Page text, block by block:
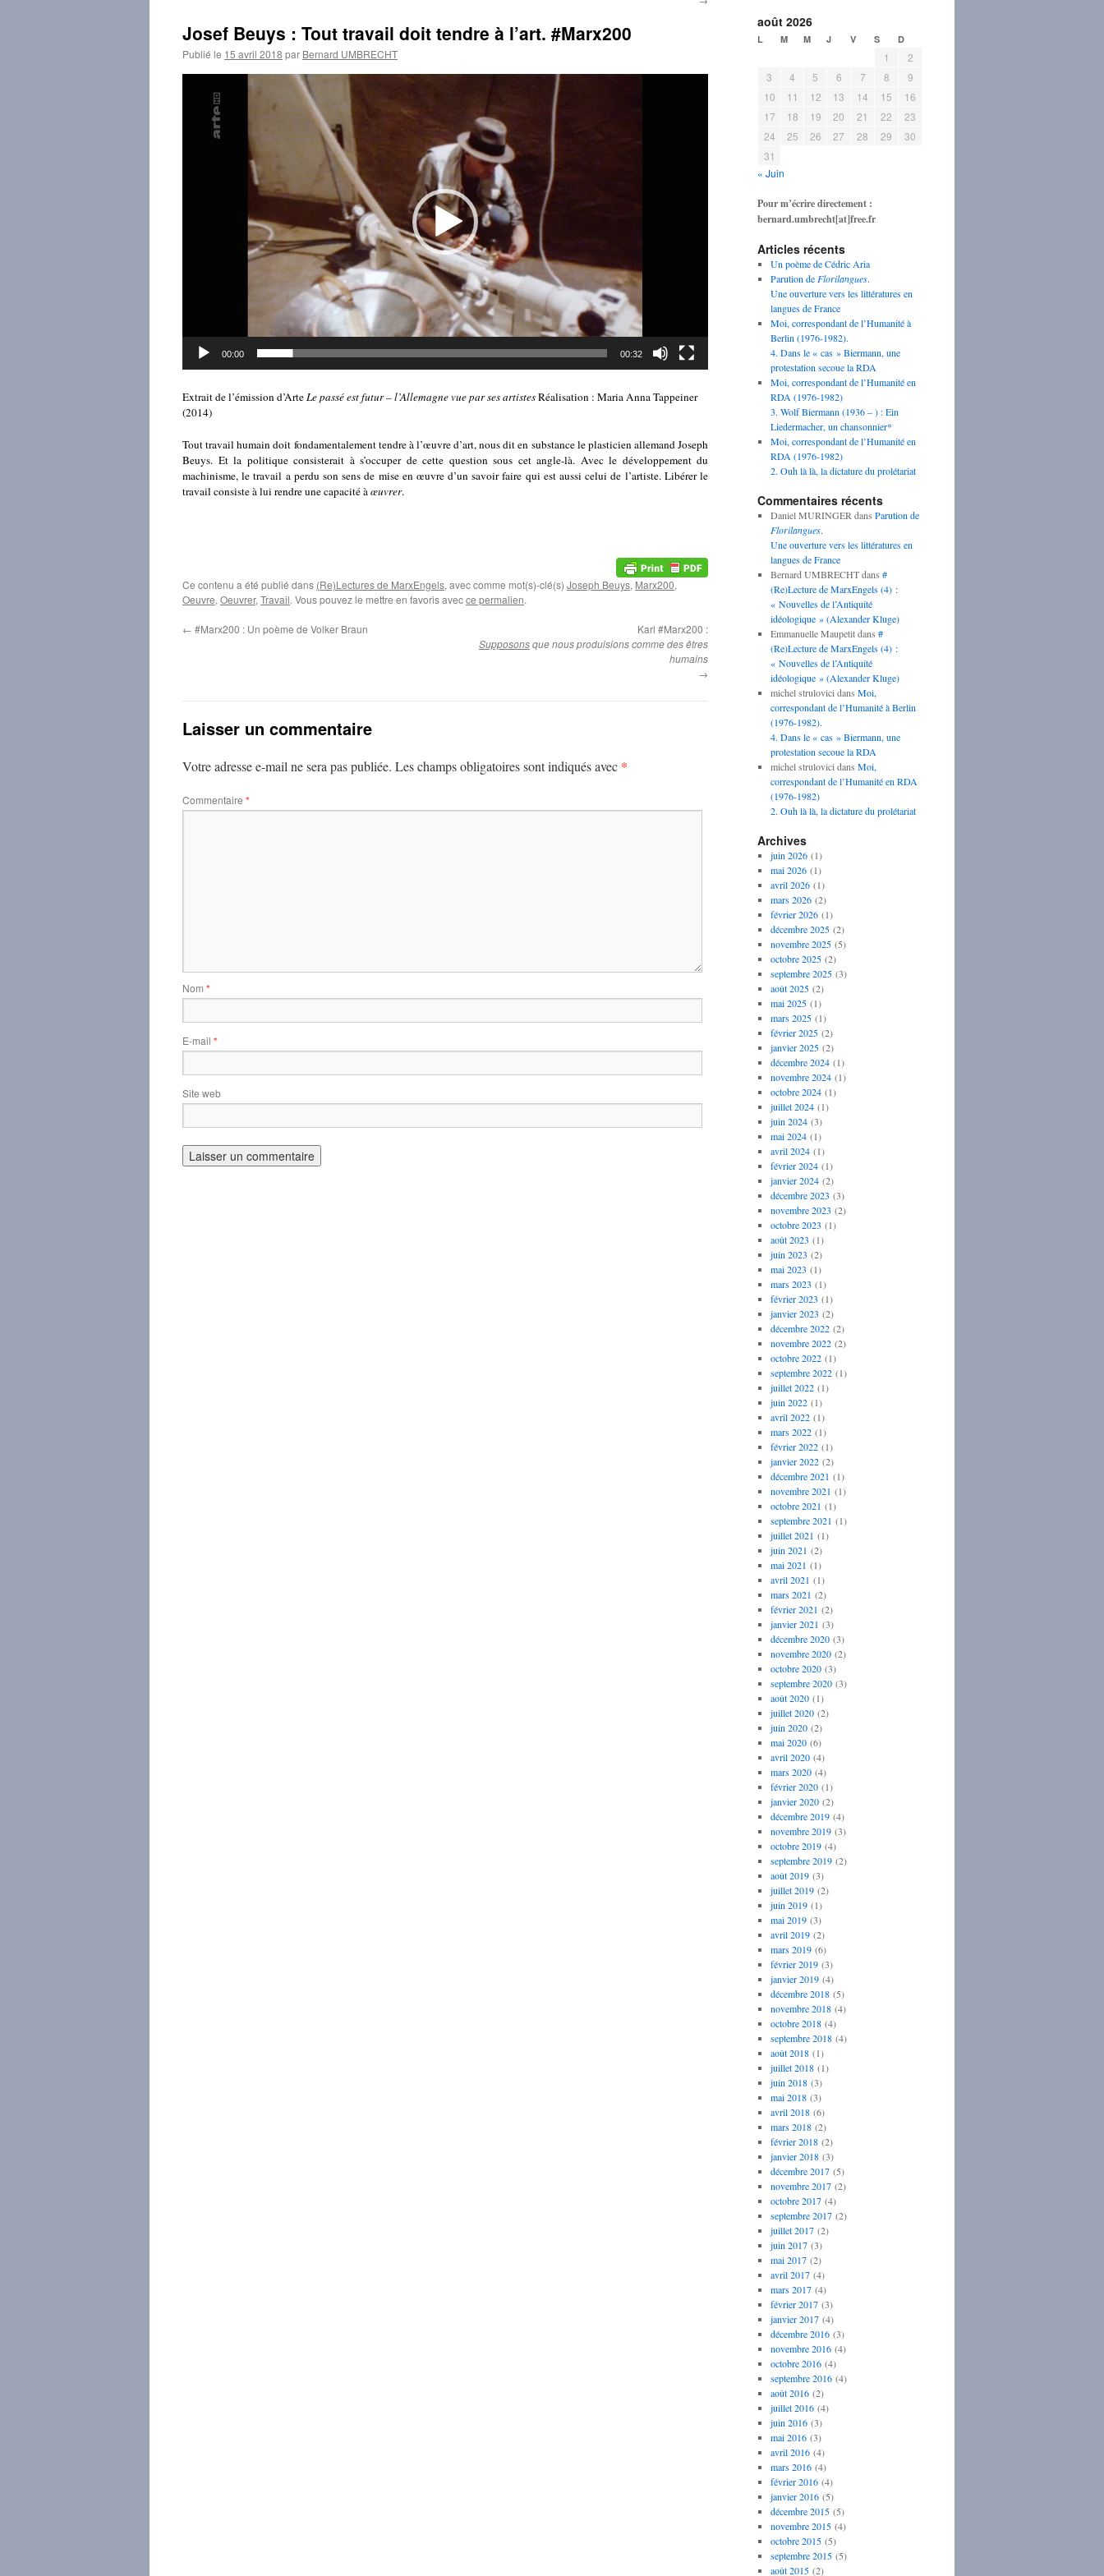
Josef Beuys : Tout travail doit tendre à l’art. #Marx200
Publié le 15 avril 2018 par Bernard UMBRECHT
00:00 00:32
Extrait de l’émission d’ArteLe passé est futur – l’Allemagne vue par ses artistesRéalisation : Maria Anna Tappeiner
(2014)
Tout travail humain doit fondamentalement tendre à l’œuvre d’art, nous dit en substance le plasticien allemand Joseph
Beuys. Et la politique consisterait à s’occuper de cette question sous cet angle-là. Avec le développement du
machinisme, le travail a perdu son sens de mise en œuvre d’un savoir faire qui est aussi celui de l’artiste. Libérer le
travail consiste à lui rendre une capacité àœuvrer.
Ce contenu a été publié dans (Re)Lectures de MarxEngels, avec comme mot(s)-clé(s) Joseph Beuys, Marx200,
Oeuvre, Oeuvrer, Travail. Vous pouvez le mettre en favoris avecce permalien.
← #Marx200 : Un poème de Volker Braun
Karl #Marx200 :
Supposonsque nous produisions comme des êtres
humains
→
Laisser un commentaire
Votre adresse e-mail ne sera pas publiée. Les champs obligatoires sont indiqués avec *
Commentaire *
Nom *
E-mail *
Site web
août 2026
L M M J V S D
1
2
3
4 5 6 7 8
9
10
11 12 13 14 15
16
17
18 19 20 21 22
23
24
25 26 27 28 29
30
31
« Juin
Pour m’écrire directement :
bernard.umbrecht[at]free.fr
Articles récents
Un poème de Cédric Aria
Parution de Florilangues.
Une ouverture vers les littératures en
langues de France
Moi, correspondant de l’Humanité à
Berlin (1976-1982).
4. Dans le « cas » Biermann, une
protestation secoue la RDA
Moi, correspondant de l’Humanité en
RDA (1976-1982)
3. Wolf Biermann (1936 – ) : Ein
Liedermacher, un chansonnier*
Moi, correspondant de l’Humanité en
RDA (1976-1982)
2. Ouh là là, la dictature du prolétariat
Commentaires récents
Daniel MURINGER dans Parution de
Florilangues.
Une ouverture vers les littératures en
langues de France
Bernard UMBRECHTdans #
(Re)Lecture de MarxEngels (4) :
« Nouvelles de l’Antiquité
idéologique » (Alexander Kluge)
Emmanuelle Maupetitdans #
(Re)Lecture de MarxEngels (4) :
« Nouvelles de l’Antiquité
idéologique » (Alexander Kluge)
michel strulovici dans Moi,
correspondant de l’Humanité à Berlin
(1976-1982).
4. Dans le « cas » Biermann, une
protestation secoue la RDA
michel strulovici dans Moi,
correspondant de l’Humanité en RDA
(1976-1982)
2. Ouh là là, la dictature du prolétariat
Archives
juin 2026(1)
mai 2026(1)
avril 2026(1)
mars 2026(2)
février 2026(1)
décembre 2025(2)
novembre 2025(5)
octobre 2025(2)
septembre 2025(3)
août 2025(2)
mai 2025(1)
mars 2025(1)
février 2025(2)
janvier 2025(2)
décembre 2024(1)
novembre 2024(1)
octobre 2024(1)
juillet 2024(1)
juin 2024(3)
mai 2024(1)
avril 2024(1)
février 2024(1)
janvier 2024(2)
décembre 2023 (3)
novembre 2023 (2)
octobre 2023 (1)
août 2023 (1)
juin 2023 (2)
mai 2023 (1)
mars 2023 (1)
février 2023 (1)
janvier 2023 (2)
décembre 2022(2)
novembre 2022(2)
octobre 2022(1)
septembre 2022(1)
juillet 2022(1)
juin 2022(1)
avril 2022(1)
mars 2022(1)
février 2022(1)
janvier 2022(2)
décembre 2021 (1)
novembre 2021 (1)
octobre 2021 (1)
septembre 2021 (1)
juillet 2021 (1)
juin 2021 (2)
mai 2021 (1)
avril 2021 (1)
mars 2021 (2)
février 2021 (2)
janvier 2021 (3)
décembre 2020(3)
novembre 2020(2)
octobre 2020(3)
septembre 2020(3)
août 2020(1)
juillet 2020(2)
juin 2020(2)
mai 2020(6)
avril 2020(4)
mars 2020(4)
février 2020(1)
janvier 2020(2)
décembre 2019(4)
novembre 2019(3)
octobre 2019(4)
septembre 2019(2)
août 2019(3)
juillet 2019(2)
juin 2019(1)
mai 2019(3)
avril 2019(2)
mars 2019(6)
février 2019(3)
janvier 2019(4)
décembre 2018(5)
novembre 2018(4)
octobre 2018(4)
septembre 2018(4)
août 2018(1)
juillet 2018(1)
juin 2018(3)
mai 2018(3)
avril 2018(6)
mars 2018(2)
février 2018(2)
janvier 2018(3)
décembre 2017(5)
novembre 2017(2)
octobre 2017(4)
septembre 2017(2)
juillet 2017(2)
juin 2017(3)
mai 2017(2)
avril 2017(4)
mars 2017(4)
février 2017(3)
janvier 2017(4)
décembre 2016(3)
novembre 2016(4)
octobre 2016(4)
septembre 2016(4)
août 2016(2)
juillet 2016(4)
juin 2016(3)
mai 2016(3)
avril 2016(4)
mars 2016(4)
février 2016(4)
janvier 2016(5)
décembre 2015(5)
novembre 2015(4)
octobre 2015(5)
septembre 2015(5)
août 2015(2)